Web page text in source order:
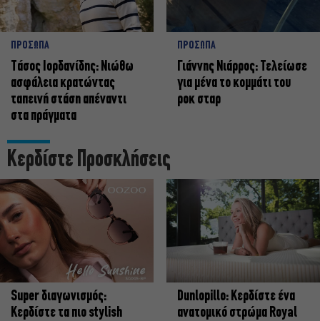
ΠΡΟΣΩΠΑ
Tάσος Ιορδανίδης: Νιώθω
ασφάλεια κρατώντας
ταπεινή στάση απέναντι
στα πράγματα
ΠΡΟΣΩΠΑ
Γιάννης Νιάρρος: Τελείωσε
για μένα το κομμάτι του
ροκ σταρ
Κερδίστε Προσκλήσεις
Super διαγωνισμός:
Κερδίστε τα πιο stylish
Dunlopillo: Κερδίστε ένα
ανατομικό στρώμα Royal